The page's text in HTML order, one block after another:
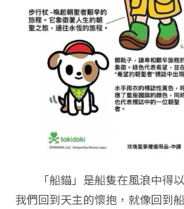
「船錨」是船隻在風浪中得
我們回到天主的懷抱，就像回到